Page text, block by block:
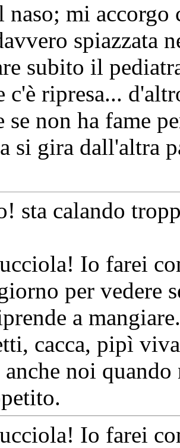
naso; mi accorgo
spiazzata
subito il
c'è ripresa...
se non ha fame
si gira dall'altra
sta calando
Io farei
per vedere
a
cacca, pipì
noi
Io farei